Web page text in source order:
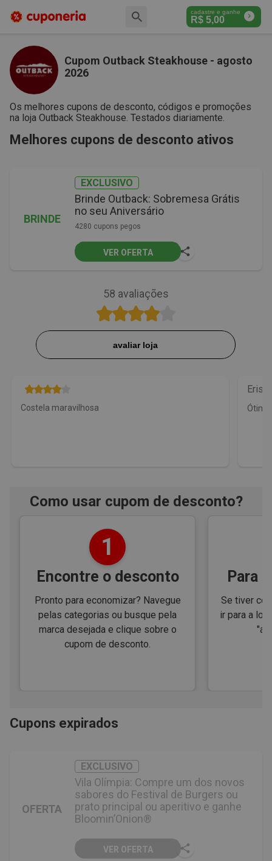
cadastre e ganhe
R$ 5,00
Cupom Outback Steakhouse - agosto
2026
Os melhores cupons de desconto, códigos e promoções
na loja Outback Steakhouse. Testados diariamente.
Melhores cupons de desconto ativos
BRINDE
EXCLUSIVO
Brinde Outback: Sobremesa Grátis
no seu Aniversário
4280 cupons pegos
VER OFERTA
58 avaliações
avaliar loja
Costela maravilhosa
Como usar cupom de desconto?
1
Encontre o desconto
Pronto para economizar? Navegue
pelas categorias ou busque pela
marca desejada e clique sobre o
cupom de desconto.
Para
Se tiver
ir para a
Cupons expirados
OFERTA
EXCLUSIVO
Vila Olímpia: Compre um dos novos
sabores do Festival de Burgers ou
prato principal ou aperitivo e ganhe
Bloomin’Onion®
VER OFERTA